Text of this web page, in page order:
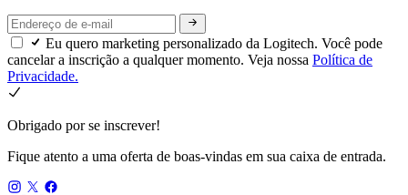
Eu quero marketing personalizado da Logitech. Você pode
cancelar a inscrição a qualquer momento. Veja nossa Política de
Privacidade.
Obrigado por se inscrever!
Fique atento a uma oferta de boas-vindas em sua caixa de entrada.